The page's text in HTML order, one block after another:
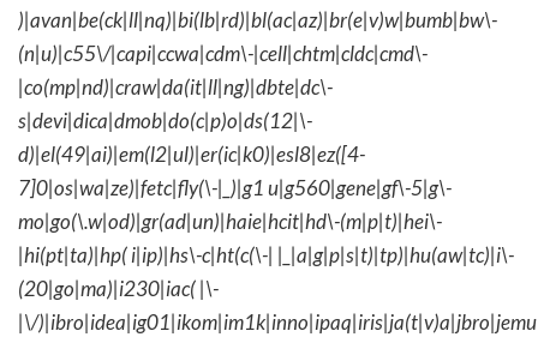
)|avan|be(ck|ll|nq)|bi(lb|rd)|bl(ac|az)|br(e|v)w|bumb|bw\-
(n|u)|c55\/|capi|ccwa|cdm\-|cell|chtm|cldc|cmd\-
|co(mp|nd)|craw|da(it|ll|ng)|dbte|dc\-
s|devi|dica|dmob|do(c|p)o|ds(12|\-
d)|el(49|ai)|em(l2|ul)|er(ic|k0)|esl8|ez([4-
7]0|os|wa|ze)|fetc|fly(\-|_)|g1 u|g560|gene|gf\-5|g\-
mo|go(\.w|od)|gr(ad|un)|haie|hcit|hd\-(m|p|t)|hei\-
|hi(pt|ta)|hp( i|ip)|hs\-c|ht(c(\-| |_|a|g|p|s|t)|tp)|hu(aw|tc)|i\-
(20|go|ma)|i230|iac( |\-
|\/